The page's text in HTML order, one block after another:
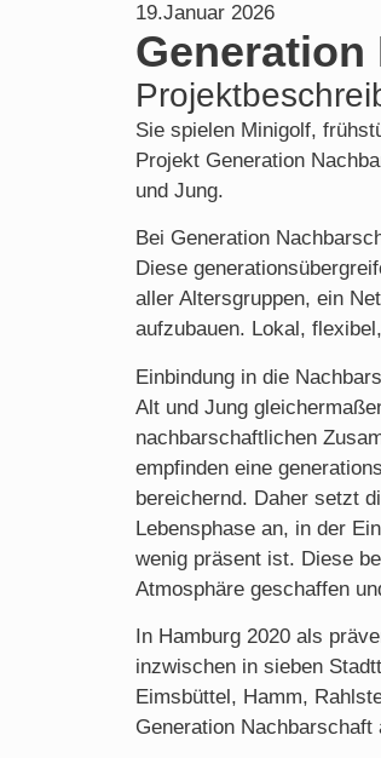
19.Januar 2026
Sie spielen Minigolf,
Projekt Generation
und Jung.
Bei Generation
Diese
aller Altersgruppen, ein
aufzubauen. Lokal,
Einbindung in die
Alt und Jung
nachbarschaftlichen
empfinden eine
bereichernd. Daher setzt
Lebensphase an, in der
wenig präsent ist. Diese
Atmosphäre geschaffen
In Hamburg 2020 als
inzwischen in sieben
Eimsbüttel, Hamm,
Generation